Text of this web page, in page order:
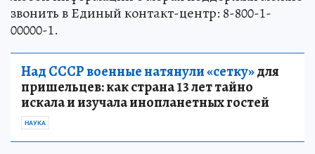
звонить в Единый контакт-центр: 8-800-1-
00000-1.
Над СССР военные натянули «сетку»для
пришельцев: как страна 13 лет тайно
искала и изучала инопланетных гостей
НАУКА